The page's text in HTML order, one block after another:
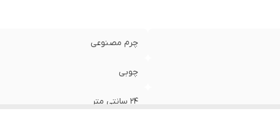
چرم مصنوعی
چوبی
24 سانتی متر